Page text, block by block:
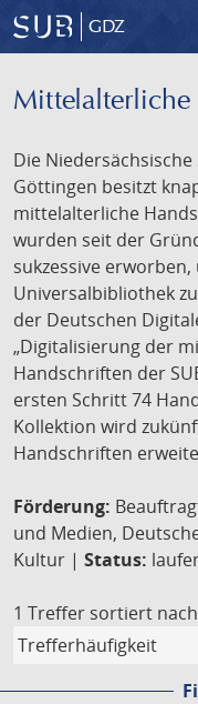
GDZ
Mittelalterliche
Die
Göttingen besitzt
mittelalterliche
wurden seit der
sukzessive
Universalbibliothek
der Deutschen
„Digitalisierung der
Handschriften der
ersten Schritt 74
Kollektion wird
Handschriften
Förderung:
und Medien,
Kultur | Status:
1 Treffer sortiert nach